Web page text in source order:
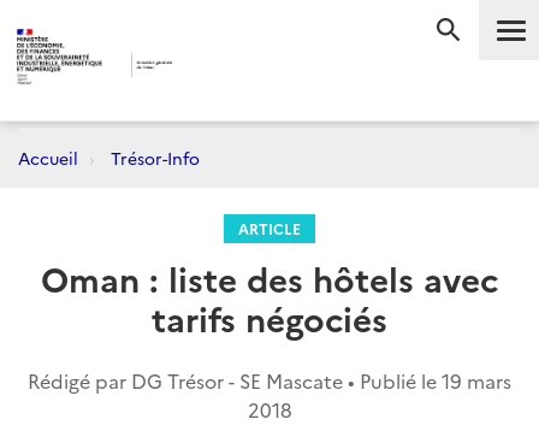
Accueil Trésor-Info
ARTICLE
Oman : liste des hôtels avec
tarifs négociés
Rédigé par DG Trésor - SE Mascate • Publié le19 mars
2018